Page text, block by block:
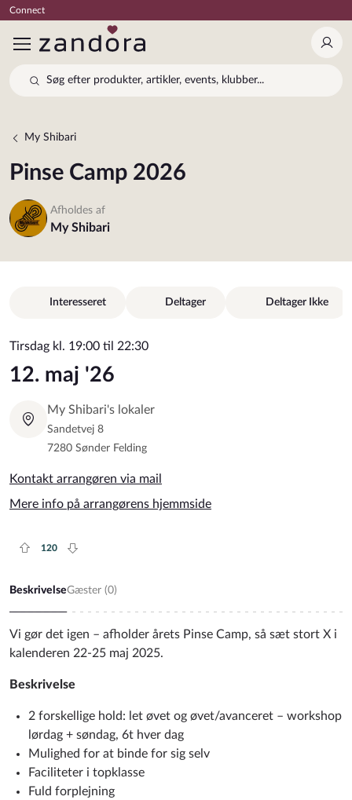
Connect
Log
Søg efter produkter, artikler, events, klubber...
My Shibari
Pinse Camp 2026
Afholdes af
My Shibari
Interesseret Deltager Deltager Ikke
Plus rate
120
Minus rate
BeskrivelseGæster (0)
Vi gør det igen – afholder årets Pinse Camp, så sæt stort X i
kalenderen 22-25 maj 2025.
Beskrivelse
2 forskellige hold: let øvet og øvet/avanceret – workshop
lørdag + søndag, 6t hver dag
Mulighed for at binde for sig selv
Faciliteter i topklasse
Fuld forplejning
Tirsdag kl. 19:00 til 22:30
12. maj '26
My Shibari's lokaler
Sandetvej 8
7280 Sønder Felding
Kontakt arrangøren via mail
Mere info på arrangørens hjemmside